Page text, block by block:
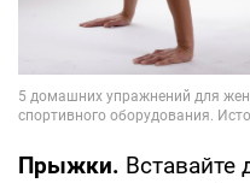
Прыжки. Вставайте